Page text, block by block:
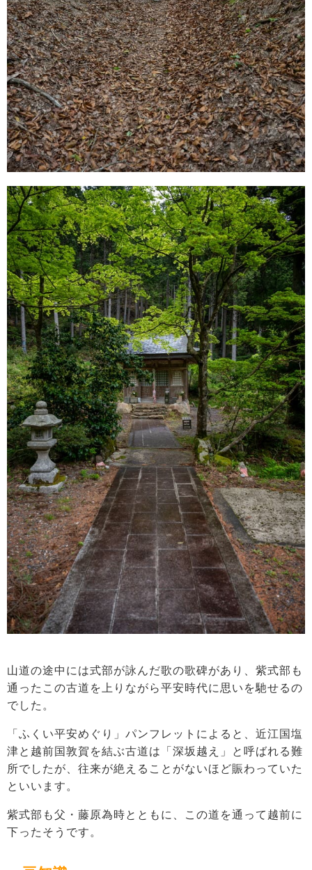
山道の途中には式部が詠んだ歌の歌碑があり、紫式部も
通ったこの古道を上りながら平安時代に思いを馳せるの
でした。
「ふくい平安めぐり」パンフレットによると、近江国塩
津と越前国敦賀を結ぶ古道は「深坂越え」と呼ばれる難
所でしたが、往来が絶えることがないほど賑わっていた
といいます。
紫式部も父・藤原為時とともに、この道を通って越前に
下ったそうです。